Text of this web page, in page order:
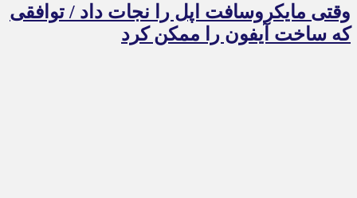
وقتی مایکروسافت اپل را نجات داد / توافقی
که ساخت آیفون را ممکن کرد